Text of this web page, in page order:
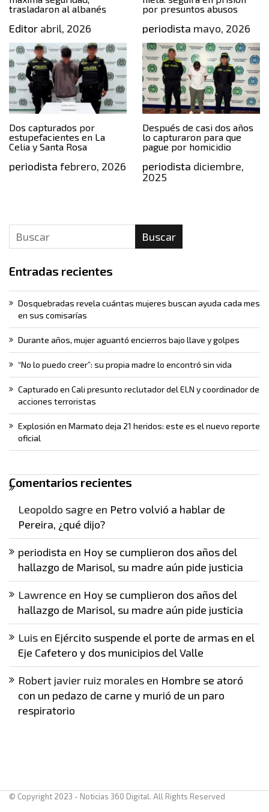
trasladaron al albanés
Editor abril, 2026
por presuntos abusos
periodista mayo, 2026
Dos capturados por
estupefacientes en La
Celia y Santa Rosa
periodista febrero, 2026
Después de casi dos años
lo capturaron para que
pague por homicidio
periodista diciembre,
2025
Buscar
Entradas recientes
Dosquebradas revela cuántas mujeres buscan ayuda cada mes
en sus comisarías
Durante años, mujer aguantó encierros bajo llave y golpes
“No lo puedo creer”: su propia madre lo encontró sin vida
Capturado en Cali presunto reclutador del ELN y coordinador de
acciones terroristas
Explosión en Marmato deja 21 heridos: este es el nuevo reporte
oficial
Comentarios recientes
Leopoldo sagre en Petro volvió a hablar de
Pereira, ¿qué dijo?
periodista en Hoy se cumplieron dos años del
hallazgo de Marisol, su madre aún pide justicia
Lawrence en Hoy se cumplieron dos años del
hallazgo de Marisol, su madre aún pide justicia
Luis en Ejército suspende el porte de armas en el
Eje Cafetero y dos municipios del Valle
Robert javier ruiz morales en Hombre se atoró
con un pedazo de carne y murió de un paro
respiratorio
© Copyright 2023 - Noticias 360 Digital. All Rights Reserved